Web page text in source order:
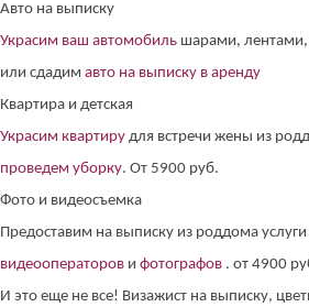
Авто на выписку
Украсим ваш автомобиль шарами,
или сдадим авто на выписку в аренду
Квартира и детская
Украсим квартиру для встречи жены из
проведем уборку. От 5900 руб.
Фото и видеосъемка
Предоставим на выписку из роддома
видеооператоров и фотографов . от 4900
И это еще не все! Визажист на выписку,